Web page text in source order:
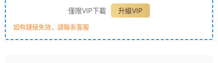
僅限VIP下載
升級VIP
如有鏈接失效，請聯系客服